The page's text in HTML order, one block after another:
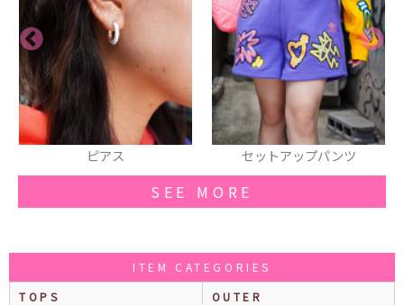
セットアップパンツ
SEE MORE
ITEM CATEGORIES
TOPS
OUTER